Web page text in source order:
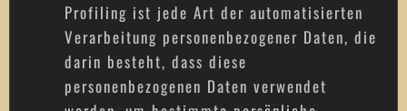
Profiling ist jede Art der automatisierten
Verarbeitung personenbezogener Daten, die
darin besteht, dass diese
personenbezogenen Daten verwendet